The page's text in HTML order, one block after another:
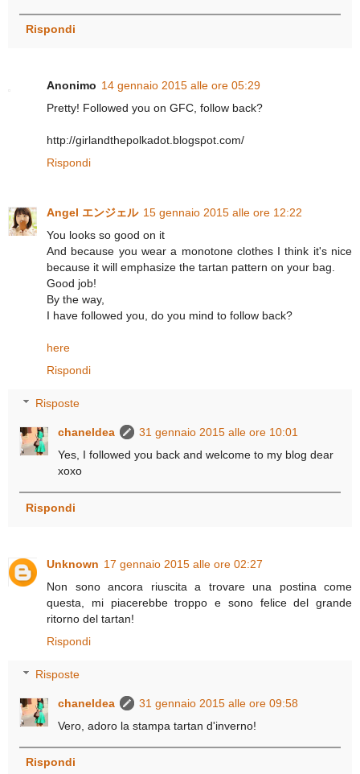
Rispondi
Anonimo 14 gennaio 2015 alle ore 05:29
Pretty! Followed you on GFC, follow back?
http://girlandthepolkadot.blogspot.com/
Rispondi
Angel エンジェル 15 gennaio 2015 alle ore 12:22
You looks so good on it
And because you wear a monotone clothes I think it's nice
because it will emphasize the tartan pattern on your bag.
Good job!
By the way,
I have followed you, do you mind to follow back?
here
Rispondi
Risposte
chaneldea
31 gennaio 2015 alle ore 10:01
Yes, I followed you back and welcome to my blog dear
xoxo
Rispondi
Unknown 17 gennaio 2015 alle ore 02:27
Non sono ancora riuscita a trovare una postina come
questa, mi piacerebbe troppo e sono felice del grande
ritorno del tartan!
Rispondi
Risposte
chaneldea
31 gennaio 2015 alle ore 09:58
Vero, adoro la stampa tartan d'inverno!
Rispondi